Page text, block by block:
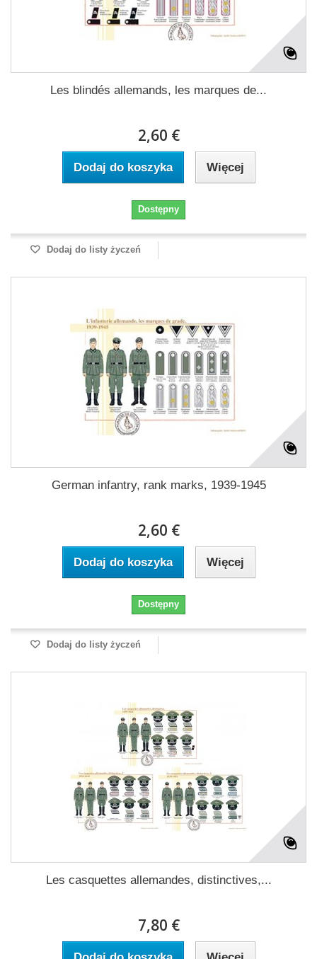
Les blindés allemands, les marques de...
2,60 €
Dodaj do koszyka Więcej
Dostępny
Dodaj do listy życzeń
German infantry, rank marks, 1939-1945
2,60 €
Dodaj do koszyka Więcej
Dostępny
Dodaj do listy życzeń
Les casquettes allemandes, distinctives,...
7,80 €